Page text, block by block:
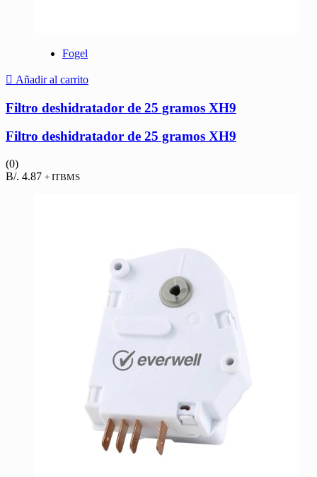
Fogel
Añadir al carrito
Filtro deshidratador de 25 gramos XH9
Filtro deshidratador de 25 gramos XH9
(0)
B/. 4.87 + ITBMS